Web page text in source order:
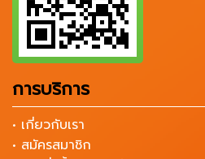
การบริการ
• เกี่ยวกับเรา
• สมัครสมาชิก